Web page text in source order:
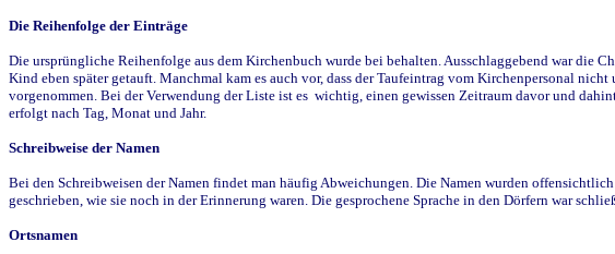
Die Reihenfolge der Einträge
Die ursprüngliche Reihenfolge aus dem Kirchenbuch wurde bei behalten. Ausschlaggebend war die
Kind eben später getauft. Manchmal kam es auch vor, dass der Taufeintrag vom Kirchenpersonal
vorgenommen. Bei der Verwendung der Liste ist es wichtig, einen gewissen Zeitraum davor und
erfolgt nach Tag, Monat und Jahr.
Schreibweise der Namen
Bei den Schreibweisen der Namen findet man häufig Abweichungen. Die Namen wurden
geschrieben, wie sie noch in der Erinnerung waren. Die gesprochene Sprache in den Dörfern war
Ortsnamen